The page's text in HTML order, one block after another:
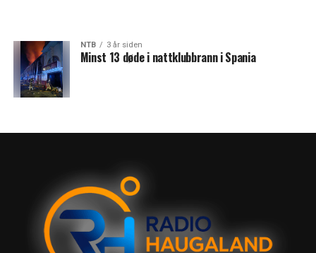
NTB 3 år siden
Minst 13 døde i nattklubbrann i Spania